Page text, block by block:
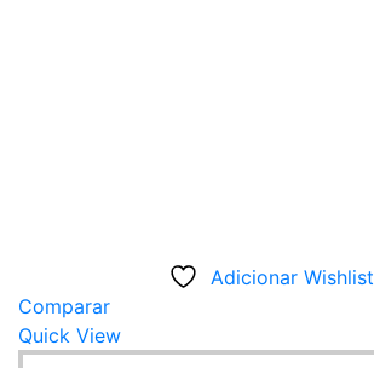
Adicionar Wishlist
Comparar
Quick View